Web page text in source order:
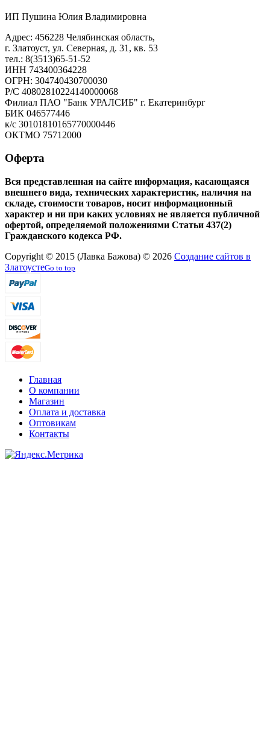
ИП Пушина Юлия Владимировна
Адрес: 456228 Челябинская область,
г. Златоуст, ул. Северная, д. 31, кв. 53
тел.: 8(3513)65-51-52
ИНН 743400364228
ОГРН: 304740430700030
Р/С 40802810224140000068
Филиал ПАО "Банк УРАЛСИБ" г. Екатеринбург
БИК 046577446
к/с 30101810165770000446
ОКТМО 75712000
Оферта
Вся представленная на сайте информация, касающаяся
внешнего вида, технических характеристик, наличия на
складе, стоимости товаров, носит информационный
характер и ни при каких условиях не является публичной
офертой, определяемой положениями Статьи 437(2)
Гражданского кодекса РФ.
Copyright © 2015 (Лавка Бажова) © 2026 Создание сайтов в
ЗлатоустеGo to top
Главная
О компании
Магазин
Оплата и доставка
Оптовикам
Контакты